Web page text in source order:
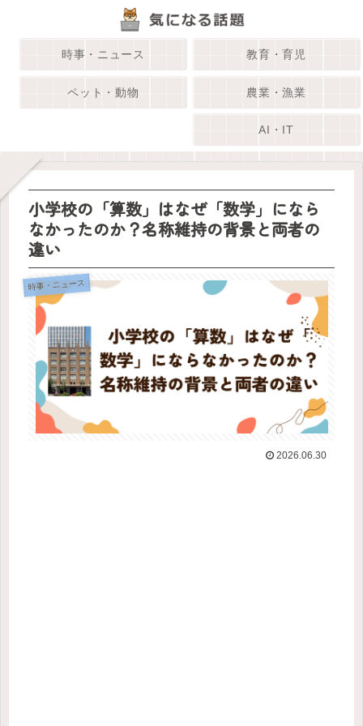
時事・ニュース 教育・育児
ペット・動物 農業・漁業
AI・IT
小学校の「算数」はなぜ「数学」になら
なかったのか？名称維持の背景と両者の
違い
時事・ニュース
2026.06.30